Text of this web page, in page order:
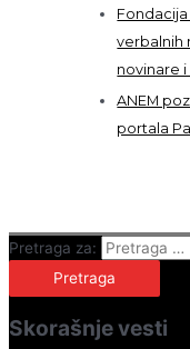
Fondacija
verbalnih
novinare
ANEM
portala
Pretraga za:
Skorašnje vesti